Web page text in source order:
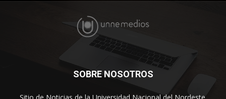
SOBRE NOSOTROS